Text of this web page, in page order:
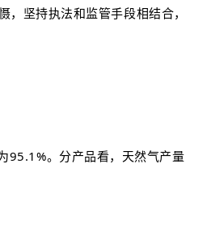
坚持执法和监管手段相结合，
95.1%。分产品看，天然气产量